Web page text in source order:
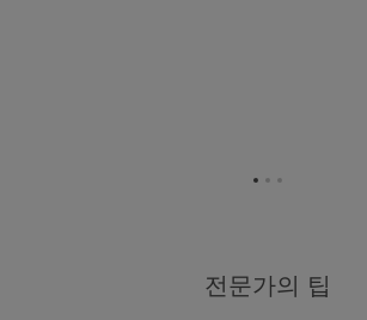
이이
이
전문가의 팁